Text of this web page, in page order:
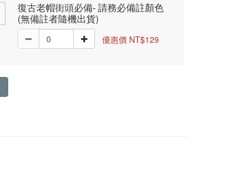
復古老帽街頭必備- 請務必備註顏色
(無備註者隨機出貨)
優惠價 NT$129